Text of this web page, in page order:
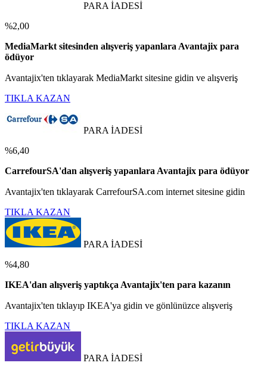
PARA İADESİ
%2,00
MediaMarkt sitesinden alışveriş yapanlara Avantajix para
ödüyor
Avantajix'ten tıklayarak MediaMarkt sitesine gidin ve alışveriş
TIKLA KAZAN
PARA İADESİ
%6,40
CarrefourSA'dan alışveriş yapanlara Avantajix para ödüyor
Avantajix'ten tıklayarak CarrefourSA.com internet sitesine gidin
TIKLA KAZAN
PARA İADESİ
%4,80
IKEA'dan alışveriş yaptıkça Avantajix'ten para kazanın
Avantajix'ten tıklayıp IKEA'ya gidin ve gönlünüzce alışveriş
TIKLA KAZAN
PARA İADESİ